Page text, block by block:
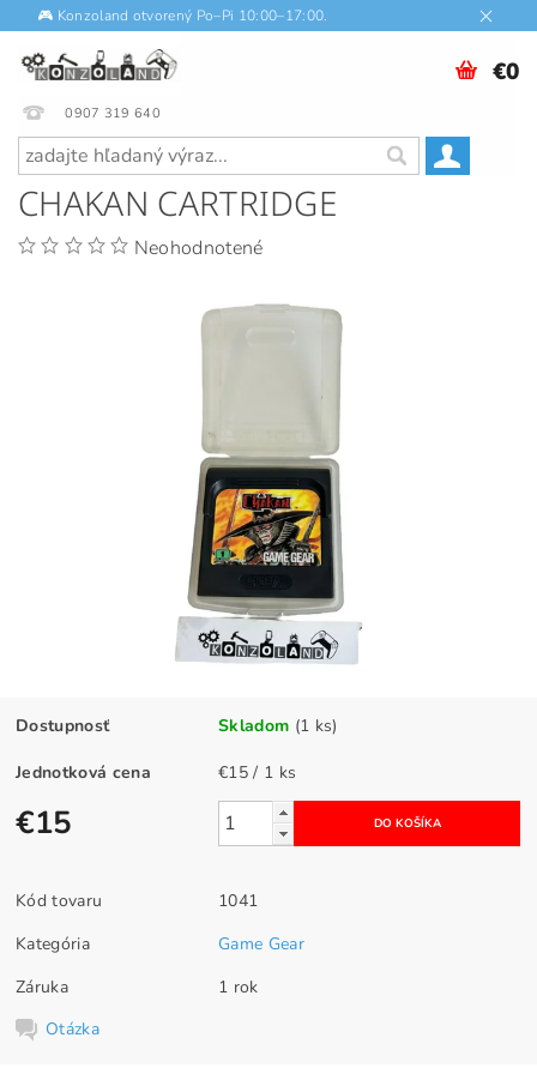
🎮 Konzoland otvorený Po–Pi 10:00–17:00.
0907 319 640
€0
CHAKAN CARTRIDGE
Neohodnotené
Dostupnosť Skladom (1 ks)
Jednotková cena €15 / 1 ks
€15
Kód tovaru
1041
Kategória
Game Gear
Záruka
1 rok
Otázka